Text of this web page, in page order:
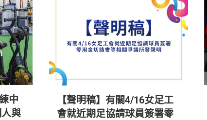
中
與
【聲明稿】有關4/16女足工
會就近期足協請球員簽署零